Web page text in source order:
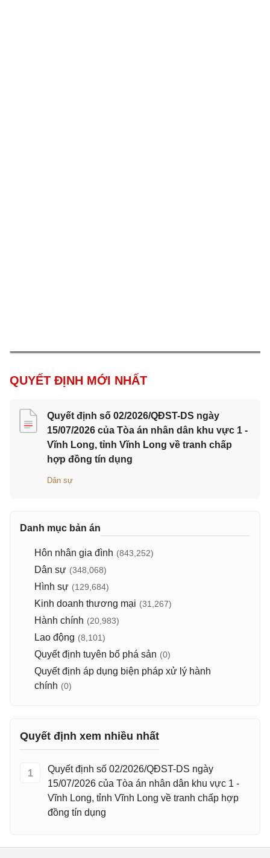
QUYẾT ĐỊNH MỚI NHẤT
Quyết định số 02/2026/QĐST-DS ngày
15/07/2026 của Tòa án nhân dân khu vực 1 -
Vĩnh Long, tỉnh Vĩnh Long về tranh chấp
hợp đồng tín dụng
Dân sự
Danh mục bản án
Hôn nhân gia đình (843,252)
Dân sự (348,068)
Hình sự (129,684)
Kinh doanh thương mại (31,267)
Hành chính (20,983)
Lao động (8,101)
Quyết định tuyên bố phá sản (0)
Quyết định áp dụng biện pháp xử lý hành
chính (0)
Quyết định xem nhiều nhất
1
Quyết định số 02/2026/QĐST-DS ngày
15/07/2026 của Tòa án nhân dân khu vực 1 -
Vĩnh Long, tỉnh Vĩnh Long về tranh chấp hợp
đồng tín dụng